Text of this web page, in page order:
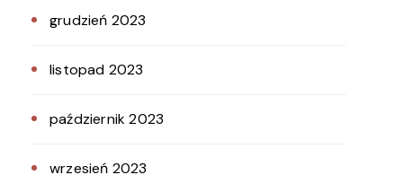
grudzień 2023
listopad 2023
październik 2023
wrzesień 2023